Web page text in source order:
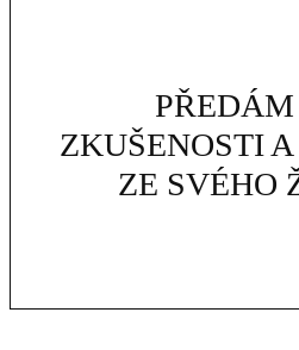
ZKUŠENOSTI
ZE SVÉHO